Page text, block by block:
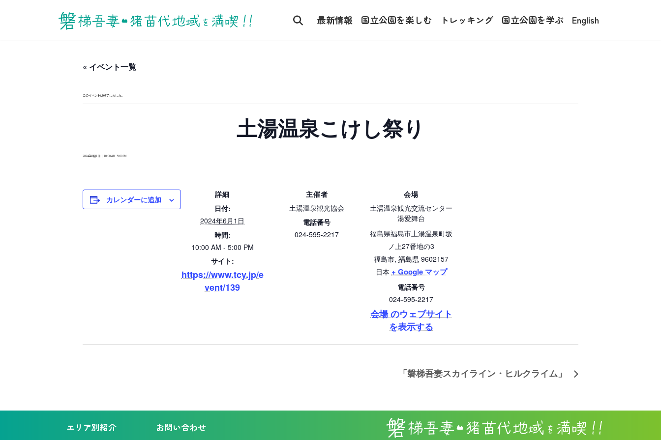
ン
ッ
プ
ビ
移
動
最新情報 国立公園を楽しむ トレッキング 国立公園を学ぶ English
« イベント一覧
このイベントは終了しました。
土湯温泉こけし祭り
2024年6月1日｜ 10:00 AM-5:00 PM
カレンダーに追加
詳細
日付:
2024年6月1日
時間:
10:00 AM - 5:00 PM
サイト:
https://www.tcy.jp/e
vent/139
主催者
土湯温泉観光協会
電話番号
024-595-2217
会場
土湯温泉観光交流センター
湯愛舞台
福島県福島市土湯温泉町坂
ノ上27番地の3
福島市, 福島県 9602157
日本 + Google マップ
電話番号
024-595-2217
会場 のウェブサイト
を表示する
「磐梯吾妻スカイライン・ヒルクライム」
エリア別紹介
お問い合わせ